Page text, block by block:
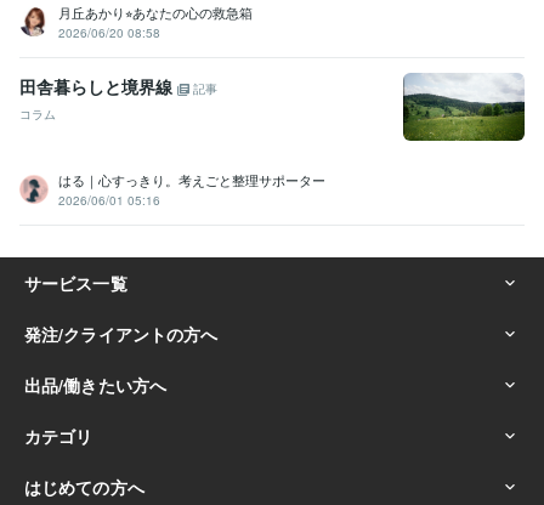
月丘あかり⭐︎あなたの心の救急箱
2026/06/20 08:58
田舎暮らしと境界線
記事
コラム
はる｜心すっきり。考えごと整理サポーター
2026/06/01 05:16